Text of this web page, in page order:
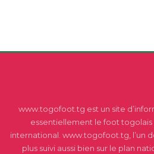
www.togofoot.tg est un site
essentiellement le foot togolais
international. www.togofoot.tg, l’un
plus suivi aussi bien sur le plan